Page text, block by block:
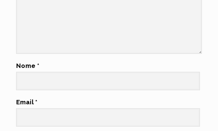
Nome *
Email *